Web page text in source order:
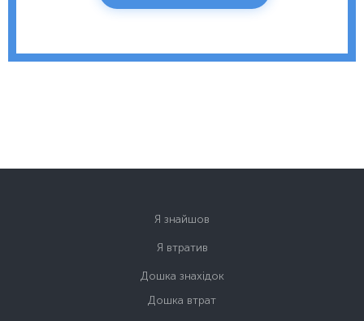
Я знайшов
Я втратив
Дошка знахідок
Дошка втрат